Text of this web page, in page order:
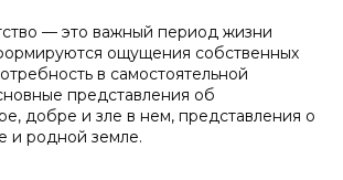
— это важный период жизни
ощущения собственных
в самостоятельной
представления об
добре и зле в нем, представления о
и родной земле.